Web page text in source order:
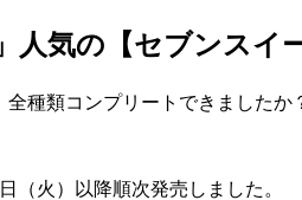
人気の【セブンスイ
種類コンプリートできました
（火）以降順次発売しました。